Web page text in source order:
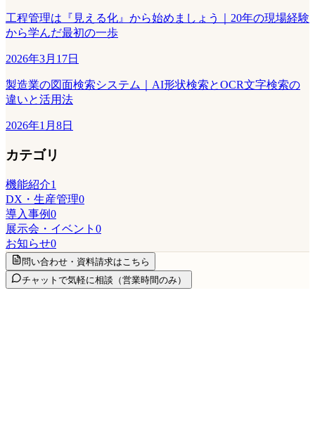
工程管理は『見える化』から始めましょう｜20年の現場経験
から学んだ最初の一歩
2026年3月17日
製造業の図面検索システム｜AI形状検索とOCR文字検索の
違いと活用法
2026年1月8日
カテゴリ
機能紹介1
DX・生産管理0
導入事例0
展示会・イベント 0
お知らせ0
問い合わせ・資料請求はこちら
チャットで気軽に相談 （営業時間のみ）